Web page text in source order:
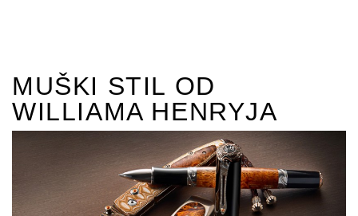
MUŠKI STIL OD
WILLIAMA HENRYJA